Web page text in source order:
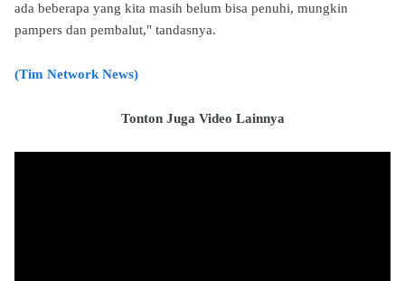
ada beberapa yang kita masih belum bisa penuhi, mungkin
pampers dan pembalut," tandasnya.
(Tim Network News)
Tonton Juga Video Lainnya